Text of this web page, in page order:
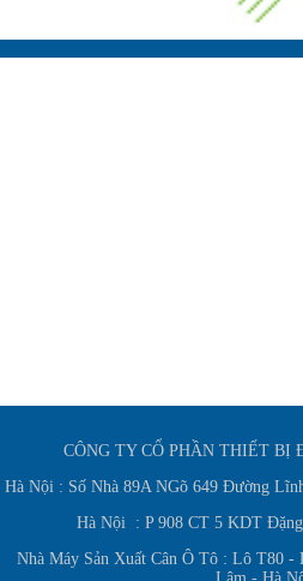
CÔNG TY CỔ PHẦN THIẾT BỊ
Hà Nội : Số Nhà 89A NGõ 649 Đường
Hà Nội : P 908 CT 5 KDT
Nhà Máy Sản Xuất Cân Ô Tô : Lô T80